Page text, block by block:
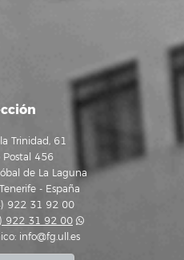
Trinidad, 61
456
de La Laguna
- España
922 31 92 00
922 31 92 00
info@fg.ull.es